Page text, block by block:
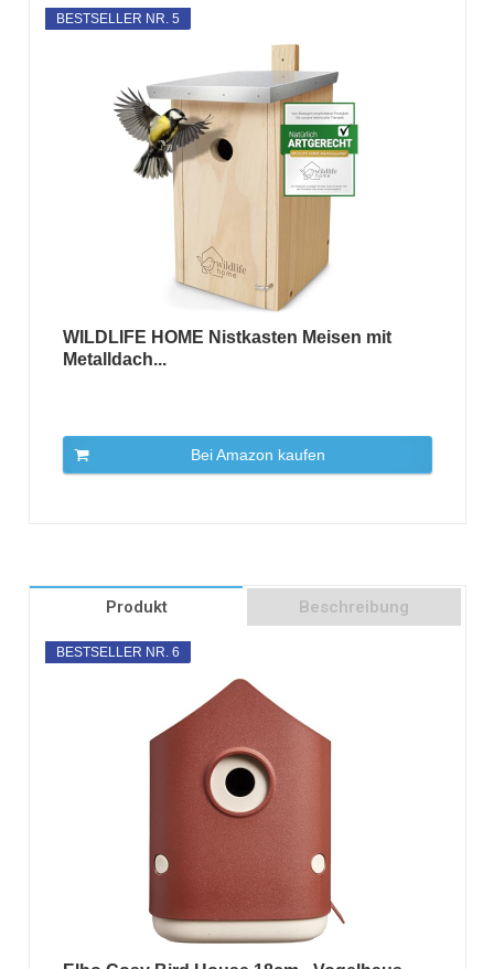
BESTSELLER NR. 5
WILDLIFE HOME Nistkasten Meisen mit
Metalldach...
Bei Amazon kaufen
Produkt Beschreibung
BESTSELLER NR. 6